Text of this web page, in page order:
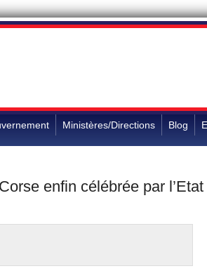
Ministères/Directions Blog
enfin célébrée par l’Etat